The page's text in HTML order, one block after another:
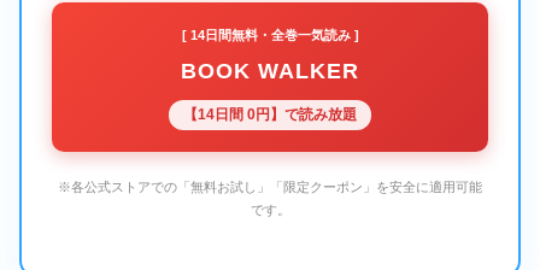
[ 14日間無料・全巻一気読み ]
BOOK WALKER
【14日間 0円】で読み放題
※各公式ストアでの「無料お試し」「限定クーポン」を安全に適用可能
です。